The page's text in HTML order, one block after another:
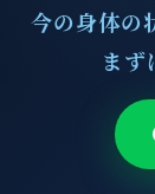
今の身体の
まず